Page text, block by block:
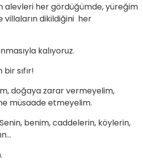
alevleri her gördüğümde, yüreğim
villaların dikildiğini her
kalıyoruz.
sıfır!
doğaya zarar vermeyelim,
müsaade etmeyelim.
benim, caddelerin, köylerin,